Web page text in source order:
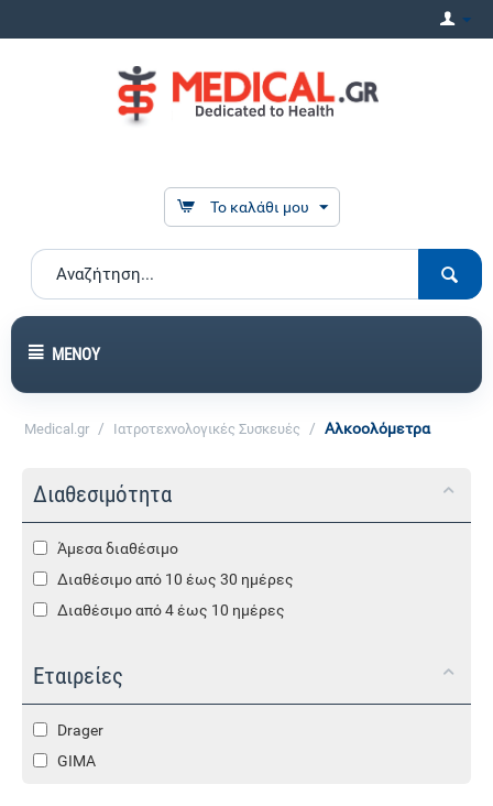
Το καλάθι μου
ΜΕΝΟΎ
Medical.gr / Ιατροτεχνολογικές Συσκευές / Αλκοολόμετρα
Διαθεσιμότητα
Άμεσα διαθέσιμο
Διαθέσιμο από 10 έως 30 ημέρες
Διαθέσιμο από 4 έως 10 ημέρες
Εταιρείες
Drager
GIMA